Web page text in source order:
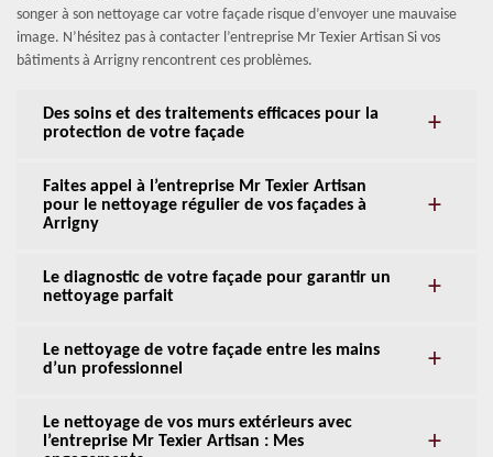
songer à son nettoyage car votre façade risque d’envoyer une mauvaise
image. N’hésitez pas à contacter l’entreprise Mr Texier Artisan Si vos
bâtiments à Arrigny rencontrent ces problèmes.
Des soins et des traitements efficaces pour la
protection de votre façade
Faites appel à l’entreprise Mr Texier Artisan
pour le nettoyage régulier de vos façades à
Arrigny
Le diagnostic de votre façade pour garantir un
nettoyage parfait
Le nettoyage de votre façade entre les mains
d’un professionnel
Le nettoyage de vos murs extérieurs avec
l’entreprise Mr Texier Artisan : Mes